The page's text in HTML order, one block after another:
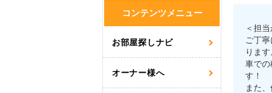
＜担
ご丁
ります
車で
す！
また
コンテンツメニュー
お部屋探しナビ
オーナー様へ